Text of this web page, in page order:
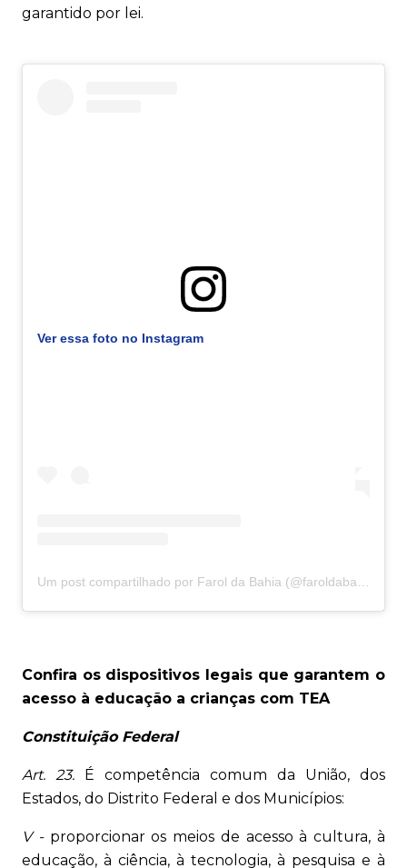
garantido por lei.
Ver essa foto no Instagram
Confira os dispositivos legais que garantem o
acesso à educação a crianças com TEA
Constituição Federal
Art. 23. É competência comum da União, dos
Estados, do Distrito Federal e dos Municípios:
V -proporcionar os meios de acesso à cultura, à
educação, à ciência, à tecnologia, à pesquisa e à